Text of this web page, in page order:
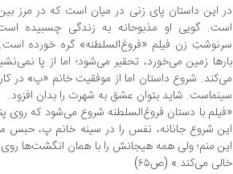
در این داستان پای زنی در میان است که در مرز
است. گویی او مذبوحانه به زندگی چسبیده
سرنوشتِ زن فیلم «فروغ‌السلطنه» گره خورده است.
بارها زمین می‌خورد، تحقیر می‌شود؛ اما از پا
می‌کند. شروع داستان اما از موفقیت خانم «پ»
سینماست. شاید بتوان عشق به شهرت را بدان افزود.
«فیلم با دستان فروغ‌السلطنه شروع می‌شود که روی
این شروع جانانه، نفس را در سینه خانم پ، حبس
این منم؛ ولی همه هیجانش را با همان انگشت‌ها
خالی می‌کند.» (ص۶۵)